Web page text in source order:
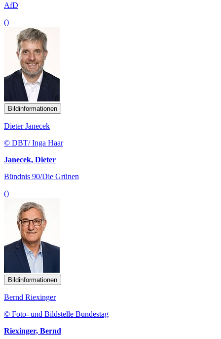
AfD
()
Bildinformationen
Dieter Janecek
© DBT/ Inga Haar
Janecek, Dieter
Bündnis 90/Die Grünen
()
Bildinformationen
Bernd Riexinger
© Foto- und Bildstelle Bundestag
Riexinger, Bernd